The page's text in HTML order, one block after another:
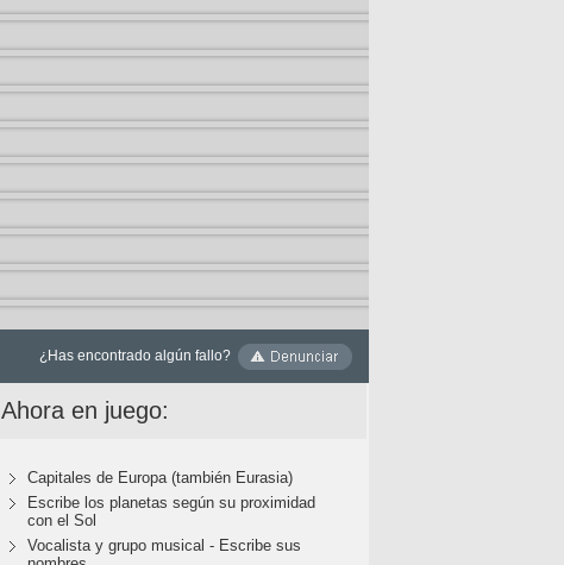
¿Has encontrado algún fallo?
Ahora en juego:
Capitales de Europa (también Eurasia)
Escribe los planetas según su proximidad
con el Sol
Vocalista y grupo musical - Escribe sus